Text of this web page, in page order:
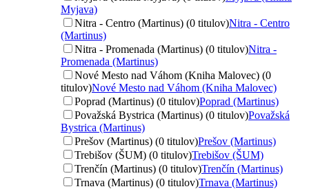
Myjava)
Nitra - Centro (Martinus) (0 titulov)Nitra - Centro
(Martinus)
Nitra - Promenada (Martinus) (0 titulov)Nitra -
Promenada (Martinus)
Nové Mesto nad Váhom (Kniha Malovec) (0
titulov)Nové Mesto nad Váhom (Kniha Malovec)
Poprad (Martinus) (0 titulov)Poprad (Martinus)
Považská Bystrica (Martinus) (0 titulov)Považská
Bystrica (Martinus)
Prešov (Martinus) (0 titulov)Prešov (Martinus)
Trebišov (ŠUM) (0 titulov)Trebišov (ŠUM)
Trenčín (Martinus) (0 titulov)Trenčín (Martinus)
Trnava (Martinus) (0 titulov)Trnava (Martinus)